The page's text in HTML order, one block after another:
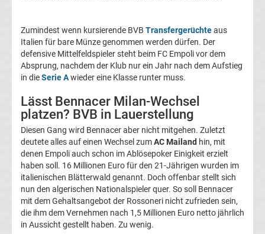
Liga
Serie
A
Türk.
Süper
Lig
Internat.
Zumindest wenn kursierende BVB Transfergerüchteaus
Italien für bare Münze genommen werden dürfen. Der
defensive Mittelfeldspieler steht beim FC Empoli vor dem
Absprung, nachdem der Klub nur ein Jahr nach dem Aufstieg
in dieSerie Awieder eine Klasse runter muss.
Lässt Bennacer Milan-Wechsel
platzen? BVB in Lauerstellung
Diesen Gang wird Bennacer aber nicht mitgehen. Zuletzt
deutete alles auf einen Wechsel zumAC Mailand hin, mit
denen Empoli auch schon im Ablösepoker Einigkeit erzielt
haben soll. 16 Millionen Euro für den 21-Jährigen wurden im
italienischen Blätterwald genannt. Doch offenbar stellt sich
nun den algerischen Nationalspieler quer. So soll Bennacer
mit dem Gehaltsangebot der Rossoneri nicht zufrieden sein,
die ihm dem Vernehmen nach 1,5 Millionen Euro netto jährlich
in Aussicht gestellt haben. Zu wenig.